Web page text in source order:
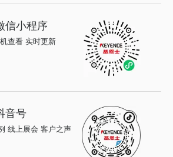
信小程序
查看 实时更新
音号
线上展会 客户之声